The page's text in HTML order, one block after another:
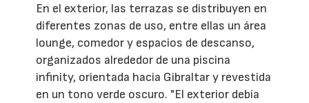
En el exterior, las terrazas se distribuyen en
diferentes zonas de uso, entre ellas un área
lounge, comedor y espacios de descanso,
organizados alrededor de una piscina
infinity, orientada hacia Gibraltar y revestida
en un tono verde oscuro. "El exterior debía